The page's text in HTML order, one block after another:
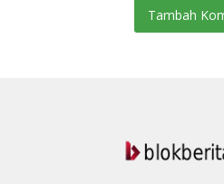
Tambah